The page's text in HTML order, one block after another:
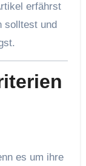
erfährst
solltest und
es um ihre